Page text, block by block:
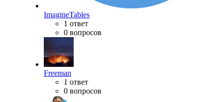
ImagineTables
1 ответ
0 вопросов
Freeman
1 ответ
0 вопросов